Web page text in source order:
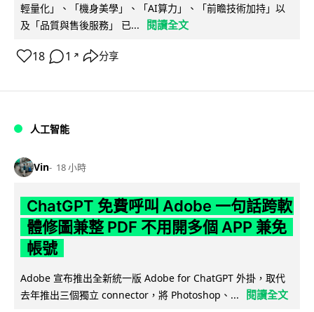
輕量化」、「機身美學」、「AI算力」、「前瞻技術加持」以
及「品質與售後服務」 已...
閱讀全文
18 1 ↗ 分享
人工智能
Vin 18 小時
ChatGPT 免費呼叫 Adobe 一句話跨軟
體修圖兼整 PDF 不用開多個 APP 兼免
帳號
Adobe 宣布推出全新統一版 Adobe for ChatGPT 外掛，取代
去年推出三個獨立 connector，將 Photoshop、...
閱讀全文